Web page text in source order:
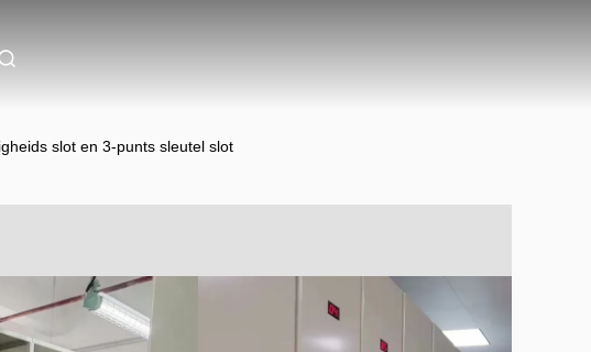
slot en 3-punts sleutel slot